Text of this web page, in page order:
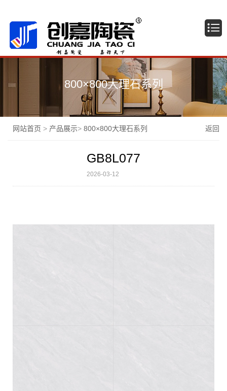
800×800大理石系列
网站首页 > 产品展示> 800×800大理石系列 返回
GB8L077
2026-03-12